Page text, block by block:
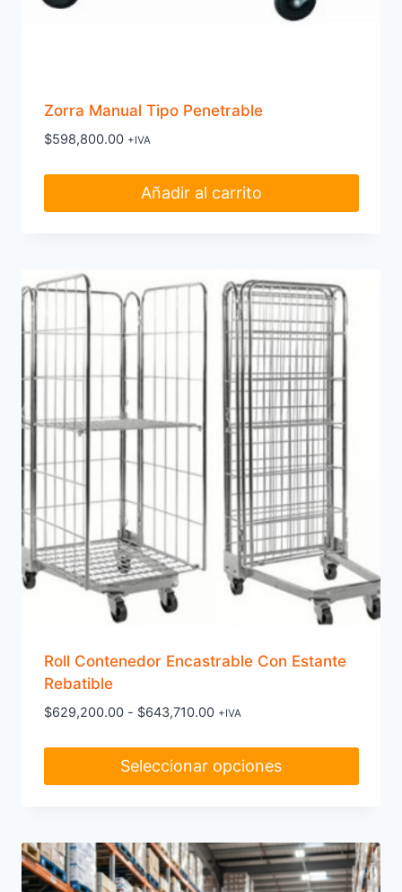
Zorra Manual Tipo Penetrable
$598,800.00 +IVA
Añadir al carrito
Roll Contenedor Encastrable Con Estante
Rebatible
$629,200.00 - $643,710.00Rango
precios:
desde
+IVA
Seleccionar opciones
tiene
múltiples